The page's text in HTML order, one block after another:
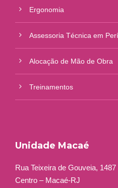
Ergonomia
Assessoria Técnica em
Alocação de Mão de Obra
Treinamentos
Unidade Macaé
Rua Teixeira de Gouveia, 1487
Centro – Macaé-RJ